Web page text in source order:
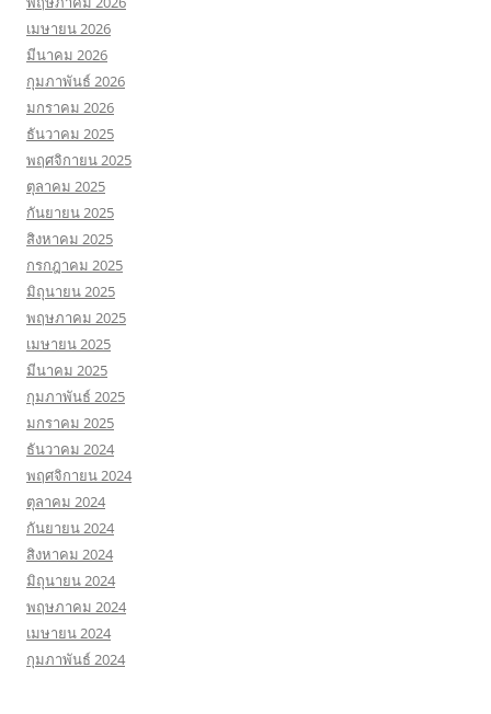
เมษายน 2026
มีนาคม 2026
กุมภาพันธ์ 2026
มกราคม 2026
ธันวาคม 2025
พฤศจิกายน 2025
ตุลาคม 2025
กันยายน 2025
สิงหาคม 2025
กรกฎาคม 2025
มิถุนายน 2025
พฤษภาคม 2025
เมษายน 2025
มีนาคม 2025
กุมภาพันธ์ 2025
มกราคม 2025
ธันวาคม 2024
พฤศจิกายน 2024
ตุลาคม 2024
กันยายน 2024
สิงหาคม 2024
มิถุนายน 2024
พฤษภาคม 2024
เมษายน 2024
กุมภาพันธ์ 2024